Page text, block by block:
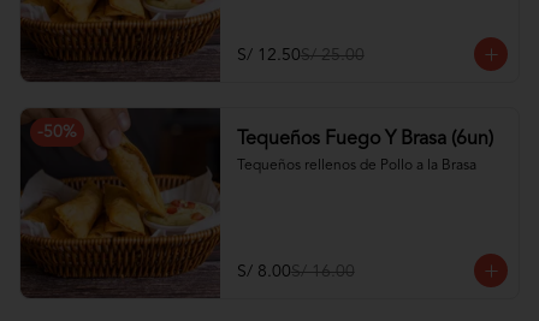
S/ 12.50S/ 25.00
-50% Tequeños Fuego Y Brasa (6un)
Tequeños rellenos de Pollo a la Brasa
S/ 8.00S/ 16.00